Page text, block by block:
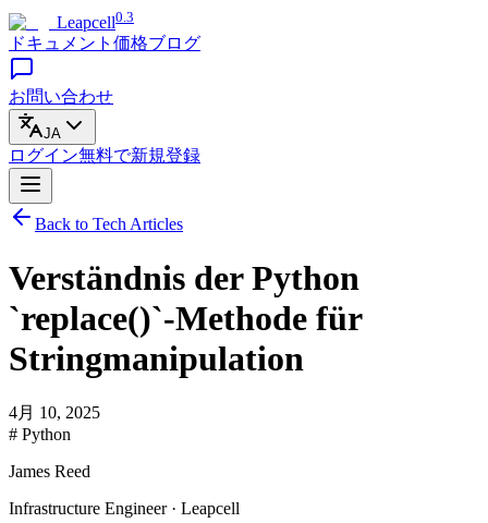
Leapcell0.3
ドキュメント 価格ブログ
お問い合わせ
JA
ログイン無料で新規登録
Back to Tech Articles
Verständnis der Python
`replace()`-Methode für
Stringmanipulation
4月 10, 2025
# Python
James Reed
Infrastructure Engineer · Leapcell